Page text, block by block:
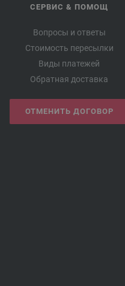
СЕРВИС & ПОМОЩ
Вопросы и ответы
Стоимость пересылки
Виды платежей
Обратная доставка
ОТМЕНИТЬ ДОГОВОР